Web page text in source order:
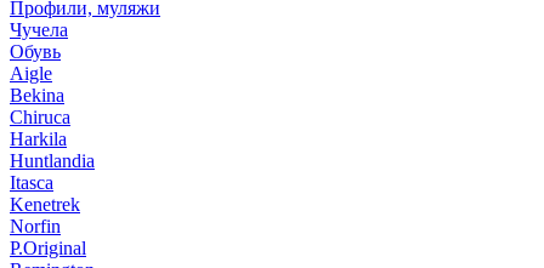
Профили, муляжи
Чучела
Обувь
Aigle
Bekina
Chiruсa
Harkila
Huntlandia
Itasca
Kenetrek
Norfin
P.Original